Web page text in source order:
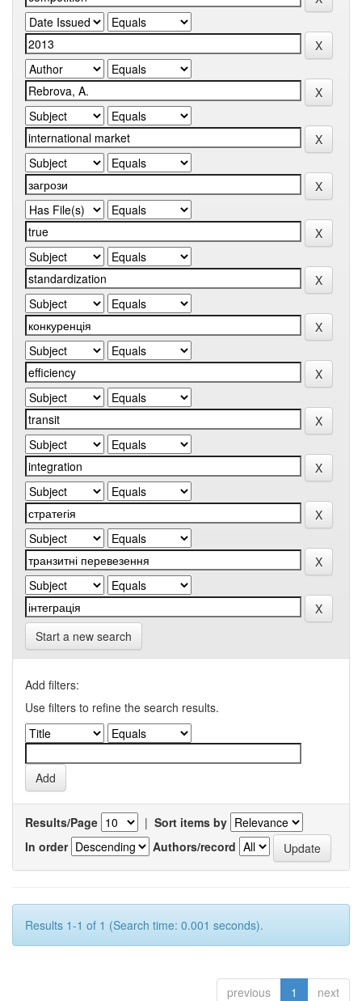
Start a new search
Add filters:
Use filters to refine the search results.
Results/Page | Sort items by
In order
Authors/record
Results 1-1 of 1 (Search time: 0.001 seconds).
previous 1 next